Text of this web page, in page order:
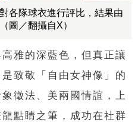
各隊球衣進行評比，結果由
圖／翻攝自X）
雅的深藍色，但真正讓
致敬「自由女神像」的
徵法、美兩國情誼，上
點睛之筆，成功在社群